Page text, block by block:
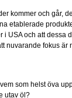
kommer och går,
etablerade
i USA och att dessa
nuvarande fokus är
som helst öva
utav öl?